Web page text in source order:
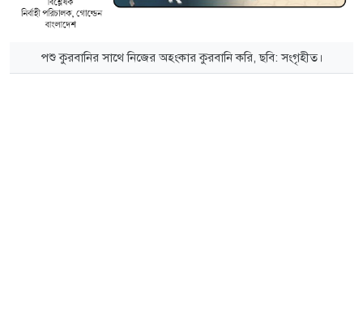
পশু কুরবানির সাথে নিজের অহংকার কুরবানি করি, ছবি: সংগৃহীত।